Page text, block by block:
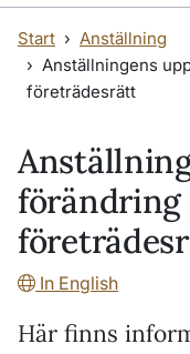
Start
Anställning
Anställningens
företrädesrätt
förändring
In English
Här finns